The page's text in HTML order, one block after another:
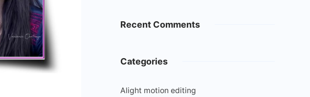
Recent Comments
Categories
Alight motion editing